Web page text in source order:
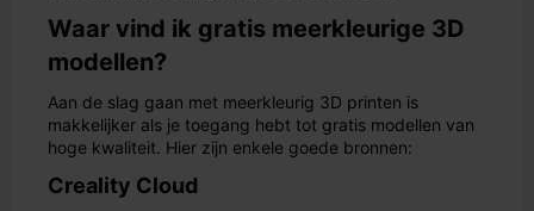
Waar vind ik gratis meerkleurige 3D
modellen?
Aan de slag gaan met meerkleurig 3D printen is
makkelijker als je toegang hebt tot gratis modellen van
hoge kwaliteit. Hier zijn enkele goede bronnen:
Creality Cloud